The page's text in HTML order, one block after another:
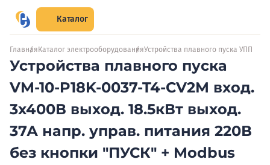
Каталог
Главная Каталог электрооборудованияУстройства плавного пуска УПП
Устройства плавного пуска
VM-10-P18K-0037-T4-CV2M вход.
3х400В выход. 18.5кВт выход.
37А напр. управ. питания 220В
без кнопки "ПУСК" + Modbus